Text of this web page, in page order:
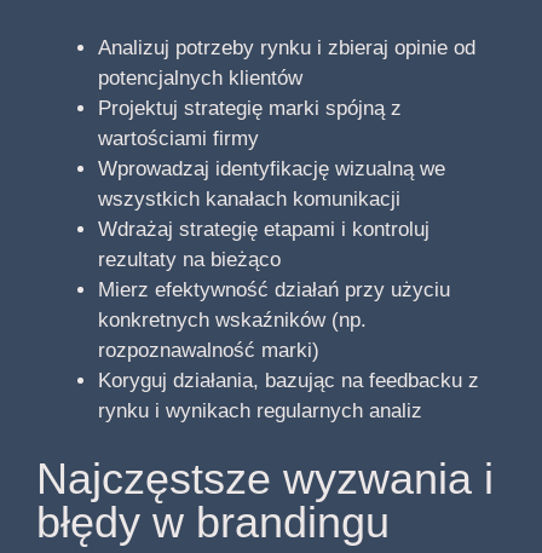
Analizuj potrzeby rynku i zbieraj opinie od
potencjalnych klientów
Projektuj strategię marki spójną z
wartościami firmy
Wprowadzaj identyfikację wizualną we
wszystkich kanałach komunikacji
Wdrażaj strategię etapami i kontroluj
rezultaty na bieżąco
Mierz efektywność działań przy użyciu
konkretnych wskaźników (np.
rozpoznawalność marki)
Koryguj działania, bazując na feedbacku z
rynku i wynikach regularnych analiz
Najczęstsze wyzwania i
błędy w brandingu